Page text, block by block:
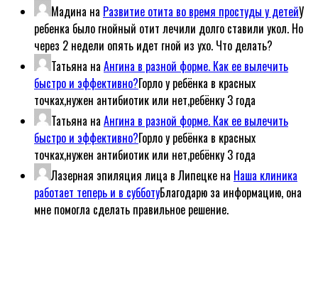
Мадина на Развитие отита во время простуды у детейУ
ребенка было гнойный отит лечили долго ставили укол. Но
через 2 недели опять идет гной из ухо. Что делать?
Татьяна на Ангина в разной форме. Как ее вылечить
быстро и эффективно?Горло у ребёнка в красных
точках,нужен антибиотик или нет,ребёнку 3 года
Татьяна на Ангина в разной форме. Как ее вылечить
быстро и эффективно?Горло у ребёнка в красных
точках,нужен антибиотик или нет,ребёнку 3 года
Лазерная эпиляция лица в Липецке на Наша клиника
работает теперь и в субботуБлагодарю за информацию, она
мне помогла сделать правильное решение.